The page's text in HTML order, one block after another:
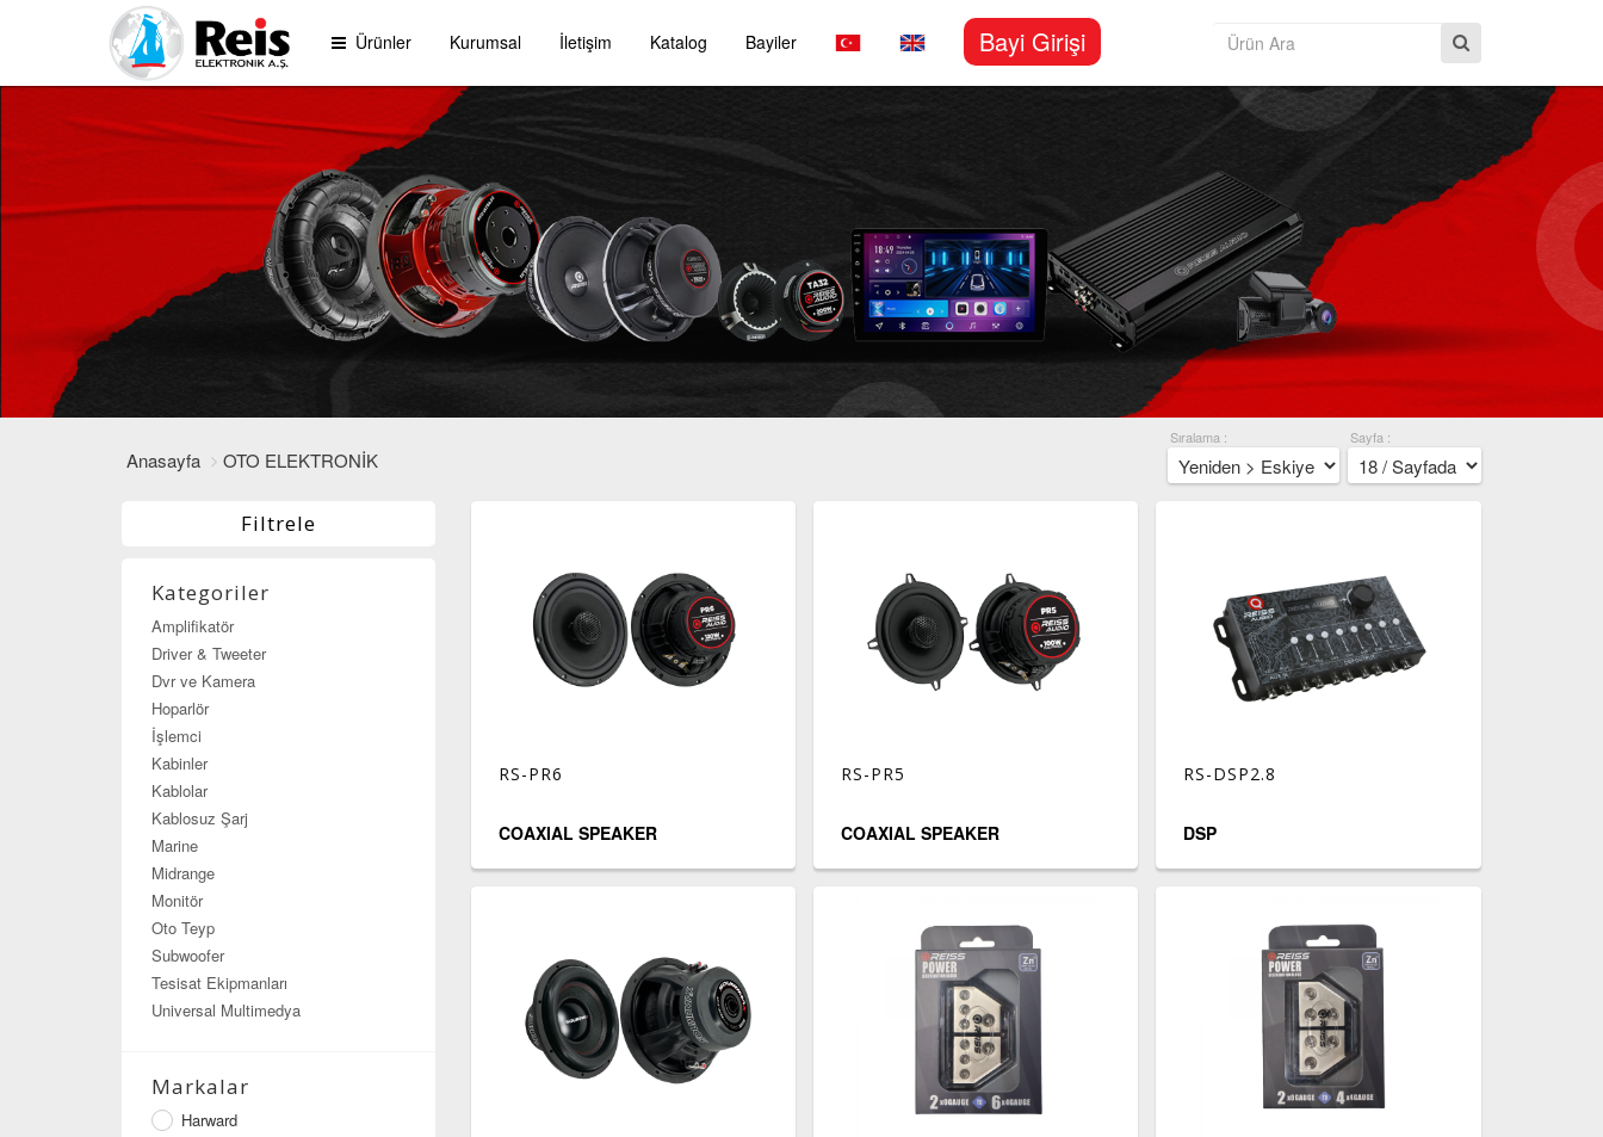
Ürünler Kurumsal İletişim Katalog Bayiler Bayi Girişi
Anasayfa OTO ELEKTRONİK
Sıralama : Sayfa :
Filtrele
Kategoriler
Amplifikatör
Driver & Tweeter
Dvr ve Kamera
Hoparlör
İşlemci
Kabinler
Kablolar
Kablosuz Şarj
Marine
Midrange
Monitör
Oto Teyp
Subwoofer
Tesisat Ekipmanları
Universal Multimedya
Markalar
Harward
RS-PR6
COAXIAL SPEAKER
RS-PR5
COAXIAL SPEAKER
RS-DSP2.8
DSP